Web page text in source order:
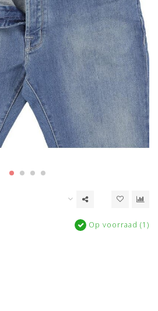
Op voorraad (1)